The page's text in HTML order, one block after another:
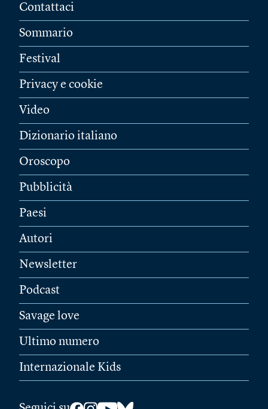
Contattaci
Sommario
Festival
Privacy e cookie
Video
Dizionario italiano
Oroscopo
Pubblicità
Paesi
Autori
Newsletter
Podcast
Savage love
Ultimo numero
Internazionale Kids